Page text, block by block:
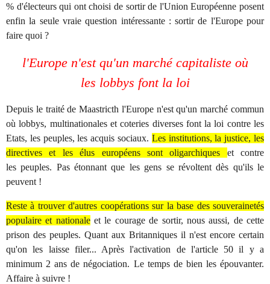
% d'électeurs qui ont choisi de sortir de l'Union Européenne posent
enfin la seule vraie question intéressante : sortir de l'Europe pour
faire quoi ?
l'Europe n'est qu'un marché capitaliste où
les lobbys font la loi
Depuis le traité de Maastricth l'Europe n'est qu'un marché commun
où lobbys, multinationales et coteries diverses font la loi contre les
Etats, les peuples, les acquis sociaux. Les institutions, la justice, les
directives et les élus européens sont oligarchiques et contre
les peuples. Pas étonnant que les gens se révoltent dès qu'ils le
peuvent !
Reste à trouver d'autres coopérations sur la base des souverainetés
populaire et nationaleet le courage de sortir, nous aussi, de cette
prison des peuples. Quant aux Britanniques il n'est encore certain
qu'on les laisse filer... Après l'activation de l'article 50 il y a
minimum 2 ans de négociation. Le temps de bien les épouvanter.
Affaire à suivre !